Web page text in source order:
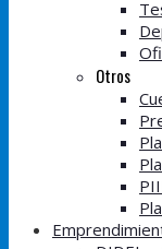
Otros